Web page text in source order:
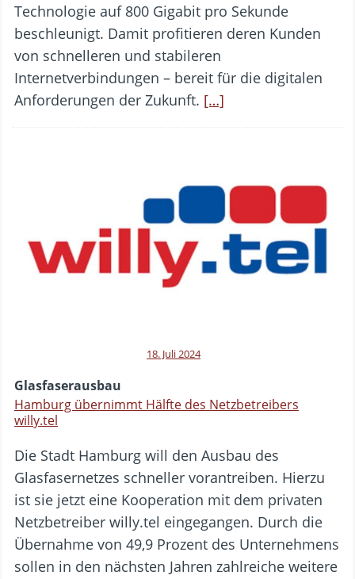
Technologie auf 800 Gigabit pro Sekunde
beschleunigt. Damit profitieren deren Kunden
von schnelleren und stabileren
Internetverbindungen – bereit für die digitalen
Anforderungen der Zukunft. […]
18. Juli 2024
Glasfaserausbau
Hamburg übernimmt Hälfte des Netzbetreibers
willy.tel
Die Stadt Hamburg will den Ausbau des
Glasfasernetzes schneller vorantreiben. Hierzu
ist sie jetzt eine Kooperation mit dem privaten
Netzbetreiber willy.tel eingegangen. Durch die
Übernahme von 49,9 Prozent des Unternehmens
sollen in den nächsten Jahren zahlreiche weitere